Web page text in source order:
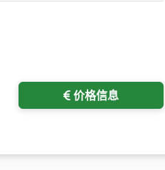
价格信息